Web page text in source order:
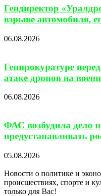
Гендиректор
взрыве автомобиля,
06.08.2026
Генпрокуратуре
атаке дронов на
06.08.2026
ФАС возбудила дело
предустанавливать
05.08.2026
Новости о политике и
происшествиях, спорте и
только для Вас!